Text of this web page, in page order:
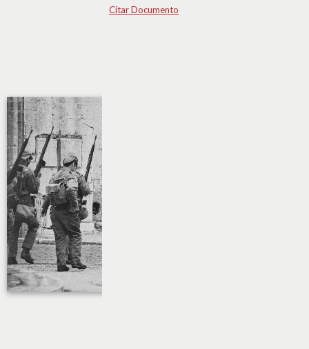
Citar Documento